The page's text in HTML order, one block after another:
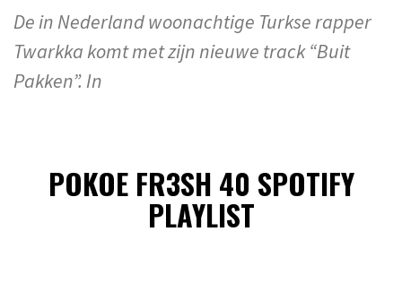
De in Nederland woonachtige Turkse rapper
Twarkka komt met zijn nieuwe track “Buit
Pakken”. In
POKOE FR3SH 40 SPOTIFY
PLAYLIST